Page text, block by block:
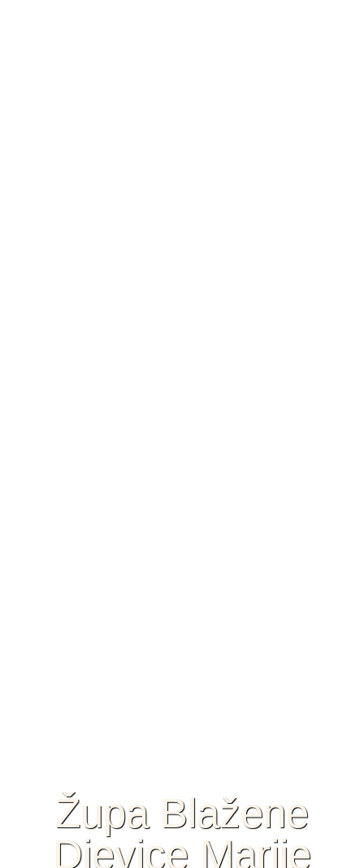
Župa Blažene
Djevice Marije